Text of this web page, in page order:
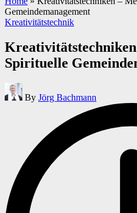
Gemeindemanagement
Posted
Kreativitätstechnik
Spirituelle
Posted
by
By Jörg Bachmann